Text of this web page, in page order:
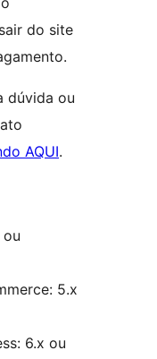
do site
dúvida ou
AQUI.
ou
5.x
6.x ou